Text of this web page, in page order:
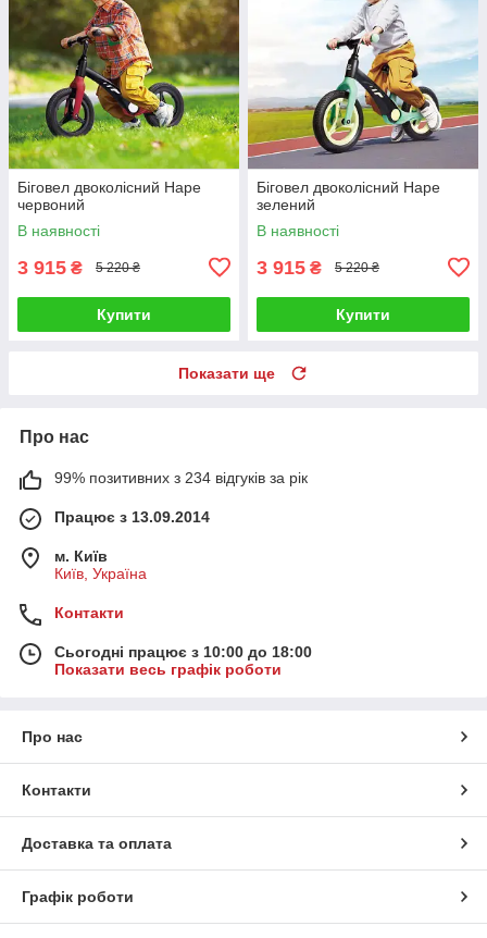
Біговел двоколісний Hape
червоний
В наявності
3 915 ₴ 5 220 ₴
Купити
Біговел двоколісний Hape
зелений
В наявності
3 915 ₴ 5 220 ₴
Купити
Показати ще
Про нас
99% позитивних з 234 відгуків за рік
Працює з 13.09.2014
м. Київ
Київ, Україна
Контакти
Сьогодні працює з 10:00 до 18:00
Показати весь графік роботи
Про нас
Контакти
Доставка та оплата
Графік роботи